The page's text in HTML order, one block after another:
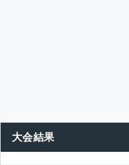
大会結果